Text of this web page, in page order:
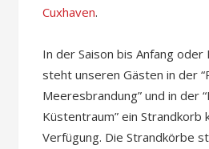
Cuxhaven.
In der Saison bis Anfang
steht unseren Gästen in der
Meeresbrandung” und in der
Küstentraum” ein Strandkorb
Verfügung. Die Strandkörbe